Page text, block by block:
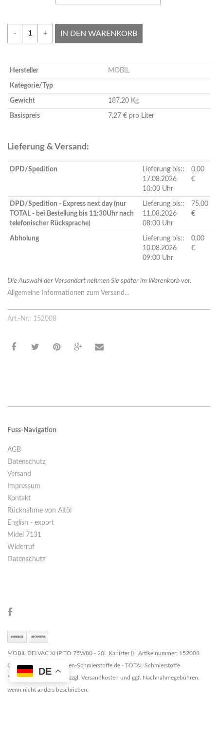
DE
- + IN DEN WARENKORB
Hersteller MOBIL
Kategorie/Typ
Gewicht 187.20 Kg
Basispreis 7,27 € pro Liter
Lieferung & Versand:
DPD/Spedition
Lieferung bis::
17.08.2026
10:00 Uhr
0,00
€
DPD/Spedition - Express next day (nur
TOTAL - bei Bestellung bis 11:30Uhr nach
telefonischer Rücksprache)
Lieferung bis::
11.08.2026
08:00 Uhr
75,00
€
Abholung
Lieferung bis::
10.08.2026
09:00 Uhr
0,00
€
Die Auswahl der Versandart nehmen Sie später im Warenkorb vor.
Allgemeine Informationen zum Versand...
Art.-Nr.: 152008
Fuss-Navigation
AGB
Datenschutz
Versand
Impressum
Kontakt
Rücknahme von Altöl
English - export
Midel 7131
Widerruf
Datenschutz
MOBIL DELVAC XHP TO 75W80 - 20L Kanister () | Artikelnummer: 152008
Copyright © 2026 Marken-Schmierstoffe.de - TOTAL Schmierstoffe
* Alle Preise zzgl. MwSt. zzgl. Versandkosten und ggf. Nachnahmegebühren,
wenn nicht anders beschrieben.